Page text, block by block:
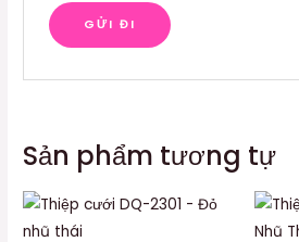
Sản phẩm tương tự